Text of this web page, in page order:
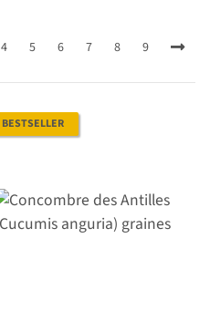
4 5 6 7 8 9
BESTSELLER